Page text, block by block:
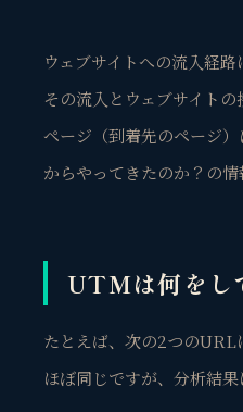
ウェブサイトへの流入経路
その流入とウェブサイト
ページ（到着先のページ
からやってきたのか？の情
UTMは何をし
たとえば、次の2つのURL
ほぼ同じですが、分析結果